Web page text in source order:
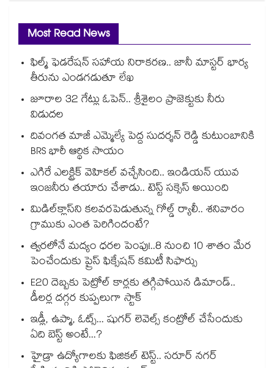
Most Read News
ఫిల్మ్ ఫెడరేషన్ సహాయ నిరాకరణ.. జానీ మాస్టర్ భార్య
తీరును ఎండగడుతూ లేఖ
జూరాల 32 గేట్లు ఓపెన్.. శ్రీశైలం ప్రాజెక్టుకు నీరు
విడుదల
దివంగత మాజీ ఎమ్మెల్యే పెద్ద సుదర్శన్ రెడ్డి కుటుంబానికి
BRS భారీ ఆర్థిక సాయం
ఎగిరే ఎలక్ట్రిక్ వెహికల్ వచ్చేసింది.. ఇండియన్ యువ
ఇంజనీరు తయారు చేశాడు.. టెస్ట్ సక్సెస్ అయింది
మిడిల్‌క్లాస్‌ని కలవరపెడుతున్న గోల్డ్ ర్యాలీ.. శనివారం
గ్రాముకు ఎంత పెరిగిందంటే?
త్వరలోనే మద్యం ధ‌‌ర‌‌ల పెంపు!..8 నుంచి 10 శాతం మేర
పెంచేందుకు ప్రైస్ ఫిక్సేష‌‌న్ క‌‌మిటీ సిఫార్సు
E20 దెబ్బకు పెట్రోల్ కార్లకు తగ్గిపోయిన డిమాండ్..
డీలర్ల దగ్గర కుప్పలుగా స్టాక్
ఇడ్లీ, ఉప్మా, ఓట్స్... షుగర్ లెవెల్స్ కంట్రోల్ చేసేందుకు
ఏది బెస్ట్ అంటే...?
హైడ్రా ఉద్యోగాలకు ఫిజికల్ టెస్ట్.. సరూర్ నగర్